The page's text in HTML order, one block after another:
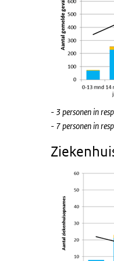
- 3 personen in
- 7 personen in